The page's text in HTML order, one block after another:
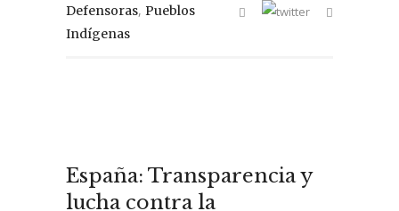
Defensoras, Pueblos
Indígenas
España: Transparencia y
lucha contra la